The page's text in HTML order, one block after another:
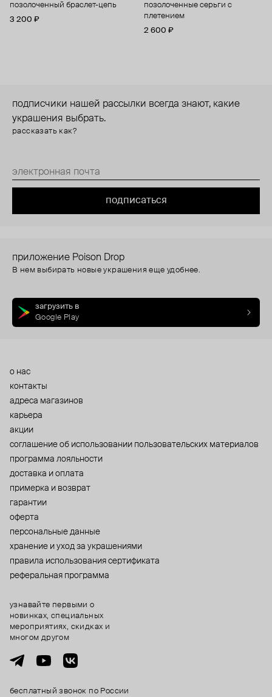
позолоченный браслет-цепь
3 200 ₽
позолоченные серьги с
плетением
2 600 ₽
подписчики нашей рассылки всегда знают, какие
украшения выбрать.
рассказать как?
подписаться
приложение Poison Drop
В нем выбирать новые украшения еще удобнее.
загрузить в
Google Play
о нас
контакты
адреса магазинов
карьера
акции
cоглашение об использовании пользовательских материалов
программа лояльности
доставка и оплата
примерка и возврат
гарантии
оферта
персональные данные
хранение и уход за украшениями
правила использования сертификата
реферальная программа
бесплатный звонок по России
узнавайте первыми о
новинках, специальных
мероприятиях, скидках и
многом другом